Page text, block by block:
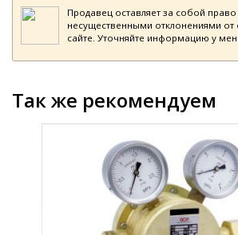
Продавец оставляет за собой
несущественными отклонениями от
сайте. Уточняйте информацию у
Так же рекомендуем